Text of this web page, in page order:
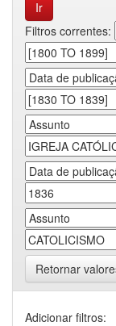
Filtros correntes:
Retornar
Adicionar filtros: